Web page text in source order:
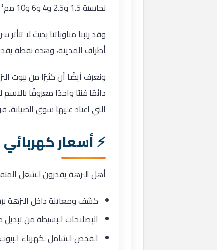
نحاسية 1.5 و2.5 و4 و6 و10 مم² وأفياش ومفاتيح وعناصر سخانات ولمبات LED، فتُغلق أغلب البلاغات في الزيارة الأولى.
وقد رتبنا مناوباتنا بحيث لا
أطراف المدينة، وهذه نقطة
ونعرف أيضًا أن كثيرًا من بيوت
دائمًا فنيًا واحدًا معروفًا
التي اعتاد عليها سوق الصيانة،
أسعار كهربائي
أهل النزهة يقدرون الشغل
كشف ومعاينة داخل النزهة
الإصلاحات البسيطة من تبديل
الفحص الشامل لكهرباء